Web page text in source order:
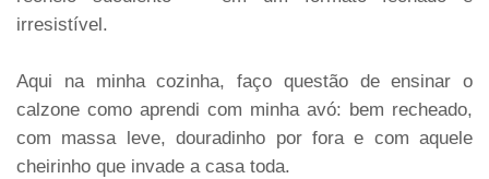
irresistível.
Aqui na minha cozinha, faço questão de ensinar o
calzone como aprendi com minha avó: bem recheado,
com massa leve, douradinho por fora e com aquele
cheirinho que invade a casa toda.